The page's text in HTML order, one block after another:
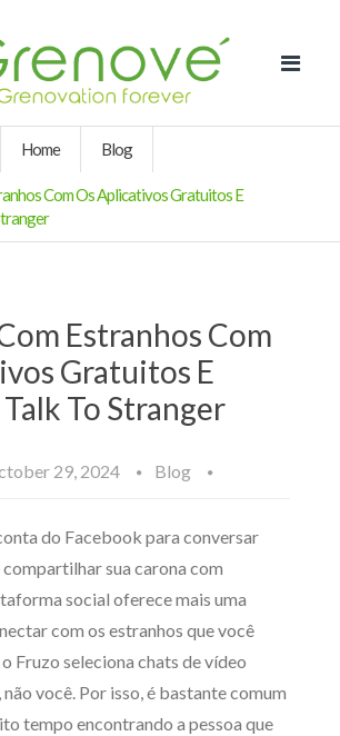
Home Blog
Com Os Aplicativos Gratuitos E
Estranhos Com
Gratuitos E
To Stranger
29, 2024 Blog
do Facebook para conversar
compartilhar sua carona com
social oferece mais uma
com os estranhos que você
Fruzo seleciona chats de vídeo
você. Por isso, é bastante comum
tempo encontrando a pessoa que